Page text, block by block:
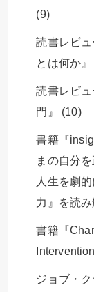
(9)
読書レビ
とは何か
読書レビ
門』 (10)
書籍『
まの自分
人生を劇
力』を読
書籍『
ジョブ・